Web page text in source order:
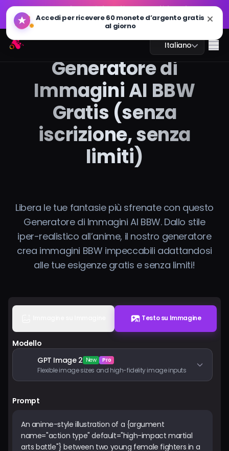
🔥GPT Immagine 2.0 è live: più veloce, più intelligente e
pronto per il 4K. Provalo ora
Arting AI Italiano
Chat AI
AI Studio
Strumenti AI
Prezzi
Accedi
🔥GPT Immagine 2.0 è live: più veloce, più intelligente e
Generatore di
Immagini AI BBW
Gratis (senza
iscrizione, senza
limiti)
Libera le tue fantasie più sfrenate con questo
Generatore di Immagini AI BBW. Dallo stile
iper-realistico all’anime, il nostro generatore
crea immagini BBW impeccabili adattandosi
alle tue esigenze gratis e senza limiti!
Testo su Immagine
Modello
GPT Image 2 New Pro
Flexible image sizes and high-fidelity image inputs
Prompt